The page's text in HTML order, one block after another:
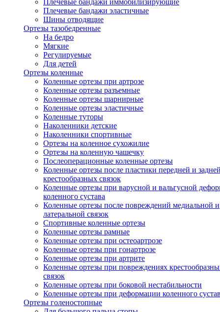
Плечевые бандажи иммобилизирующие
Плечевые бандажи эластичные
Шины отводящие
Ортезы тазобедренные
На бедро
Мягкие
Регулируемые
Для детей
Ортезы коленные
Коленные ортезы при артрозе
Коленные ортезы разъемные
Коленные ортезы шарнирные
Коленные ортезы эластичные
Коленные туторы
Наколенники детские
Наколенники спортивные
Ортезы на коленное сухожилие
Ортезы на коленную чашечку
Послеоперационные коленные ортезы
Коленные ортезы после пластики передней и
крестообразных связок
Коленные ортезы при варусной и вальгусной
коленного сустава
Коленные ортезы после повреждений медиальной и
латеральной связок
Спортивные коленные ортезы
Коленные ортезы рамные
Коленные ортезы при остеоартрозе
Коленные ортезы при гонартрозе
Коленные ортезы при артрите
Коленные ортезы при повреждениях
связок
Коленные ортезы при боковой нестабильности
Коленные ортезы при деформации коленного
Ортезы голеностопные